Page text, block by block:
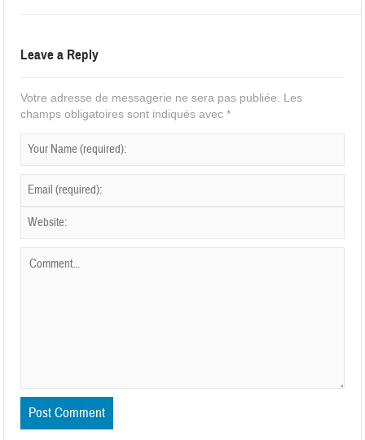
Leave a Reply
Votre adresse de messagerie ne sera pas publiée.
Les
champs obligatoires sont indiqués avec*